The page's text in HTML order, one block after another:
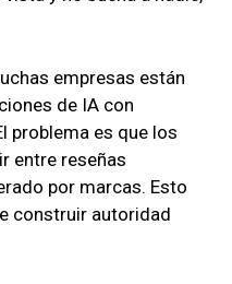
empresas están
de IA con
problema es que los
entre reseñas
por marcas. Esto
construir autoridad